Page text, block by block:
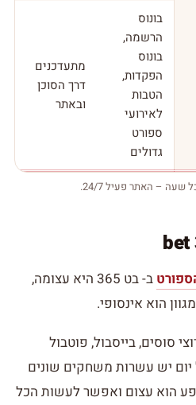
בונוס
הרשמה,
בונוס
הפקדות,
הטבות
לאירועי
ספורט
גדולים
מתעדכנים
דרך הסוכן
ובאתר
– האתר פעיל 24/7.
ב- בט 365 היא עצומה,
הוא אינסופי.
סוסים, בייסבול, פוטבול
יש עשרות משחקים שונים
הוא עצום ואפשר לעשות הכל